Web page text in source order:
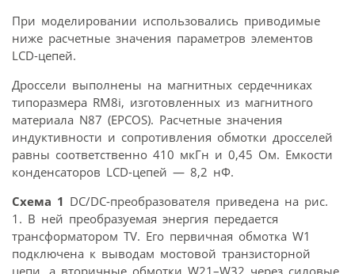
При моделировании использовались приводимые
ниже расчетные значения параметров элементов
LCD-цепей.
Дроссели выполнены на магнитных сердечниках
типоразмера RM8i, изготовленных из магнитного
материала N87 (EPCOS). Расчетные значения
индуктивности и сопротивления обмотки дросселей
равны соответственно 410 мкГн и 0,45 Ом. Емкости
конденсаторов LCD-цепей — 8,2 нФ.
Схема 1 DC/DC-преобразователя приведена на рис.
1. В ней преобразуемая энергия передается
трансформатором TV. Его первичная обмотка W1
подключена к выводам мостовой транзисторной
цепи, а вторичные обмотки W21–W32 через силовые